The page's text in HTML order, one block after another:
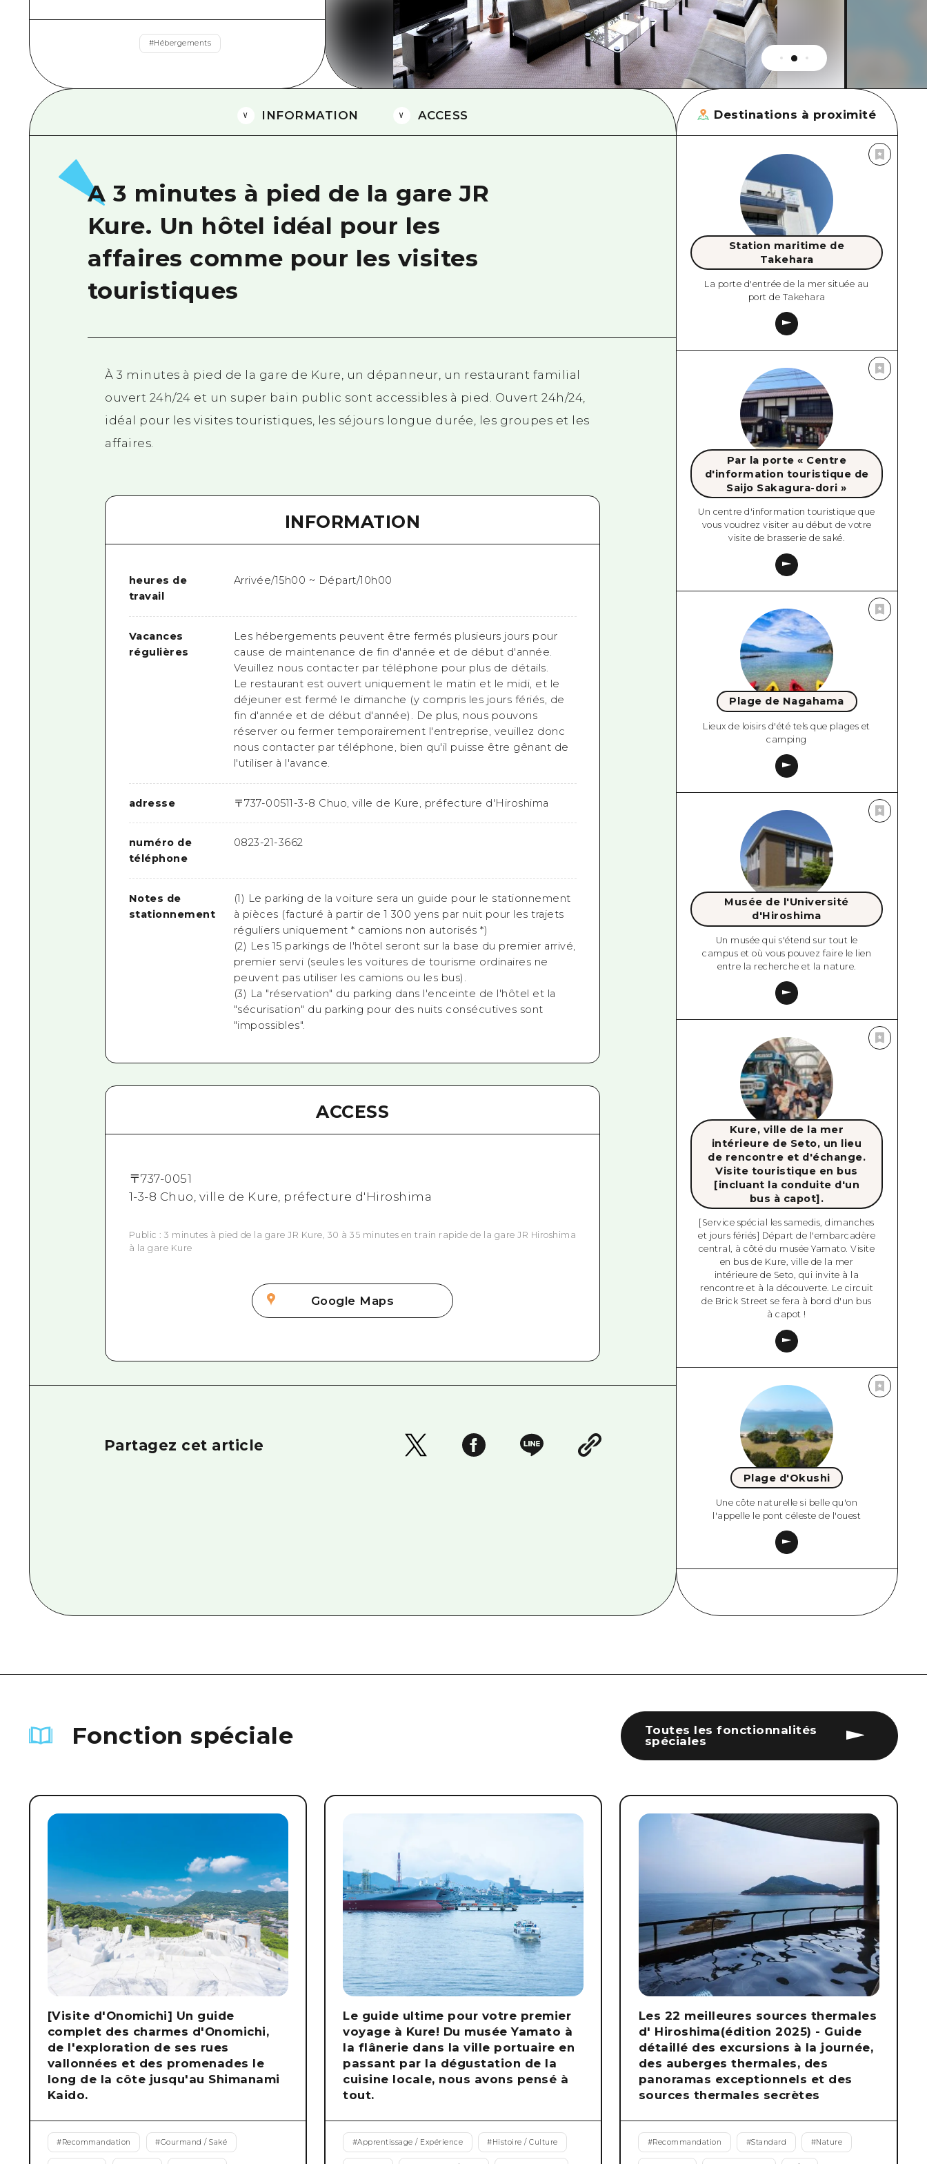
Est de Yamaguchi
Ehime
Shimane
#Hébergements
INFORMATION ACCESS
A 3 minutes à pied de la gare JR
Kure. Un hôtel idéal pour les
affaires comme pour les visites
touristiques
À 3 minutes à pied de la gare de Kure, un dépanneur, un restaurant familial
ouvert 24h/24 et un super bain public sont accessibles à pied. Ouvert 24h/24,
idéal pour les visites touristiques, les séjours longue durée, les groupes et les
affaires.
INFORMATION
heures de
travail
Arrivée/15h00 ~ Départ/10h00
Vacances
régulières
Les hébergements peuvent être fermés plusieurs jours pour
cause de maintenance de fin d'année et de début d'année.
Veuillez nous contacter par téléphone pour plus de détails.
Le restaurant est ouvert uniquement le matin et le midi, et le
déjeuner est fermé le dimanche (y compris les jours fériés, de
fin d'année et de début d'année). De plus, nous pouvons
réserver ou fermer temporairement l'entreprise, veuillez donc
nous contacter par téléphone, bien qu'il puisse être gênant de
l'utiliser à l'avance.
adresse 〒737-00511-3-8 Chuo, ville de Kure, préfecture d'Hiroshima
numéro de
téléphone
0823-21-3662
Notes de
stationnement
(1) Le parking de la voiture sera un guide pour le stationnement
à pièces (facturé à partir de 1 300 yens par nuit pour les trajets
réguliers uniquement * camions non autorisés *)
(2) Les 15 parkings de l'hôtel seront sur la base du premier arrivé,
premier servi (seules les voitures de tourisme ordinaires ne
peuvent pas utiliser les camions ou les bus).
(3) La "réservation" du parking dans l'enceinte de l'hôtel et la
"sécurisation" du parking pour des nuits consécutives sont
"impossibles".
ACCESS
〒737-0051
1-3-8 Chuo, ville de Kure, préfecture d'Hiroshima
Public : 3 minutes à pied de la gare JR Kure, 30 à 35 minutes en train rapide de la gare JR Hiroshima
à la gare Kure
Google Maps
Partagez cet article
Destinations à proximité
Station maritime de
Takehara
La porte d'entrée de la mer située au
port de Takehara
Par la porte « Centre
d'information touristique de
Saijo Sakagura-dori »
Un centre d'information touristique que
vous voudrez visiter au début de votre
visite de brasserie de saké.
Plage de Nagahama
Lieux de loisirs d'été tels que plages et
camping
Musée de l'Université
d'Hiroshima
Un musée qui s'étend sur tout le
campus et où vous pouvez faire le lien
entre la recherche et la nature.
Kure, ville de la mer
intérieure de Seto, un lieu
de rencontre et d'échange.
Visite touristique en bus
[incluant la conduite d'un
bus à capot].
[Service spécial les samedis, dimanches
et jours fériés] Départ de l'embarcadère
central, à côté du musée Yamato. Visite
en bus de Kure, ville de la mer
intérieure de Seto, qui invite à la
rencontre et à la découverte. Le circuit
de Brick Street se fera à bord d'un bus
à capot !
Plage d'Okushi
Une côte naturelle si belle qu'on
l'appelle le pont céleste de l'ouest
Fonction spéciale
Toutes les fonctionnalités
spéciales
[Visite d'Onomichi] Un guide
complet des charmes d'Onomichi,
de l'exploration de ses rues
vallonnées et des promenades le
long de la côte jusqu'au Shimanami
Kaido.
#Recommandation #Gourmand / Saké
Le guide ultime pour votre premier
voyage à Kure! Du musée Yamato à
la flânerie dans la ville portuaire en
passant par la dégustation de la
cuisine locale, nous avons pensé à
tout.
#Apprentissage / Expérience #Histoire / Culture
Les 22 meilleures sources thermales
d' Hiroshima(édition 2025) - Guide
détaillé des excursions à la journée,
des auberges thermales, des
panoramas exceptionnels et des
sources thermales secrètes
#Recommandation #Standard #Nature